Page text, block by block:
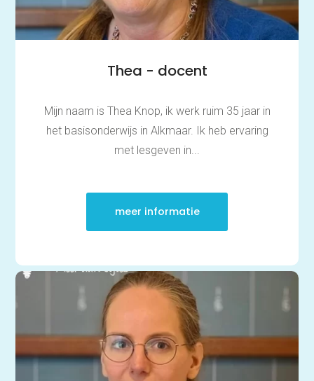
Thuis oefenen
Basisschool
Thea - docent
Mijn naam is Thea Knop, ik werk ruim 35 jaar in
het basisonderwijs in Alkmaar. Ik heb ervaring
met lesgeven in...
meer informatie